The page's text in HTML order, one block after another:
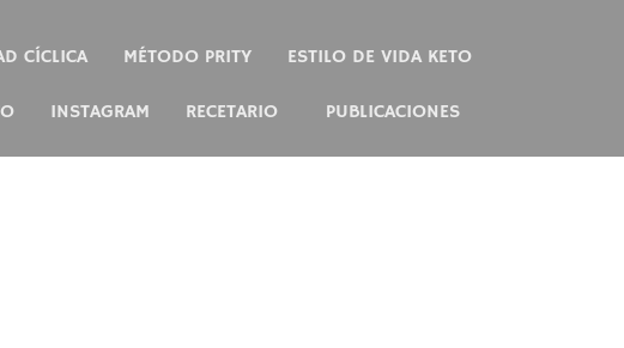
CÍCLICA MÉTODO PRITY ESTILO DE VIDA KETO
INSTAGRAM RECETARIO PUBLICACIONES